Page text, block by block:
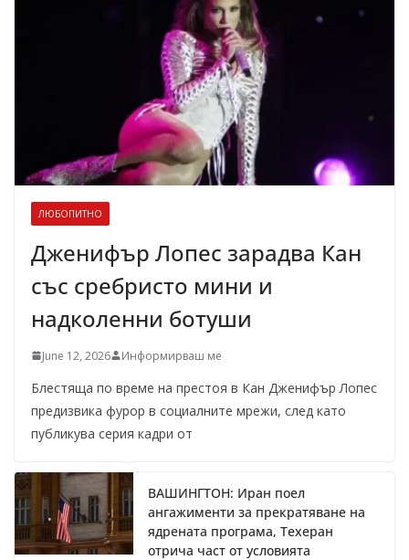
ЛЮБОПИТНО
Дженифър Лопес зарадва Кан
със сребристо мини и
надколенни ботуши
June 12, 2026 Информирваш ме
Блестяща по време на престоя в Кан Дженифър Лопес
предизвика фурор в социалните мрежи, след като
публикува серия кадри от
ВАШИНГТОН: Иран поел
ангажименти за прекратяване на
ядрената програма, Техеран
отрича част от условията